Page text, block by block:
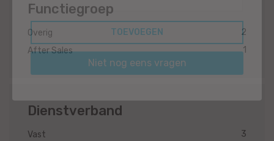
Functiegroep
Overig
2
After Sales
1
Dienstverband
Vast
3
Niet nog eens vragen